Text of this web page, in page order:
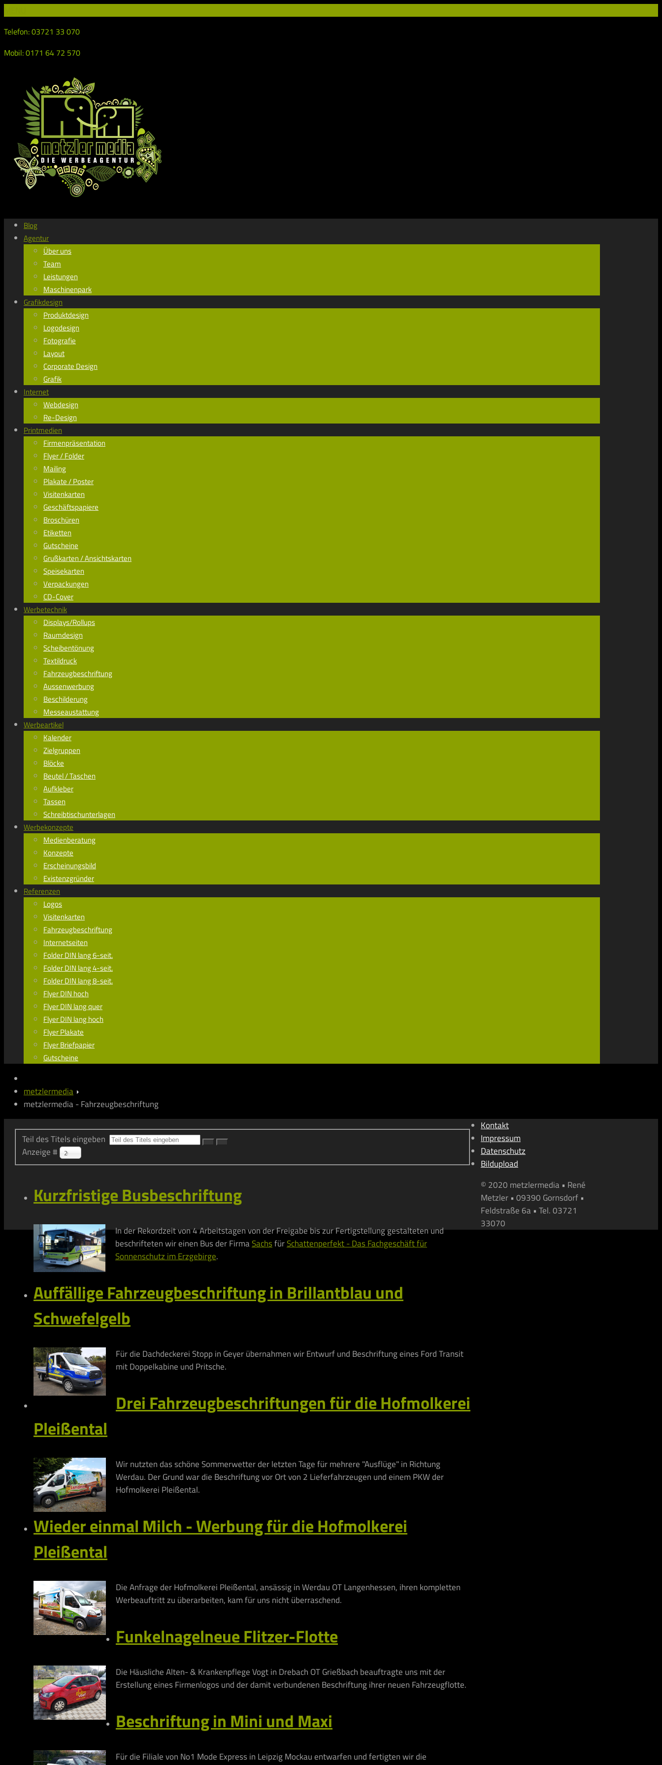
Telefon: 03721 33 070
Mobil: 0171 64 72 570
Blog
Agentur
Über uns
Team
Leistungen
Maschinenpark
Grafikdesign
Produktdesign
Logodesign
Fotografie
Layout
Corporate Design
Grafik
Internet
Webdesign
Re-Design
Printmedien
Firmenpräsentation
Flyer / Folder
Mailing
Plakate / Poster
Visitenkarten
Geschäftspapiere
Broschüren
Etiketten
Gutscheine
Grußkarten / Ansichtskarten
Speisekarten
Verpackungen
CD-Cover
Werbetechnik
Displays/Rollups
Raumdesign
Scheibentönung
Textildruck
Fahrzeugbeschriftung
Aussenwerbung
Beschilderung
Messeaustattung
Werbeartikel
Kalender
Zielgruppen
Blöcke
Beutel / Taschen
Aufkleber
Tassen
Schreibtischunterlagen
Werbekonzepte
Medienberatung
Konzepte
Erscheinungsbild
Existenzgründer
Referenzen
Logos
Visitenkarten
Fahrzeugbeschriftung
Internetseiten
Folder DIN lang 6-seit.
Folder DIN lang 4-seit.
Folder DIN lang 8-seit.
Flyer DIN hoch
Flyer DIN lang quer
Flyer DIN lang hoch
Flyer Plakate
Flyer Briefpapier
Gutscheine
metzlermedia
metzlermedia - Fahrzeugbeschriftung
Teil des Titels eingeben
Anzeige #
20
Kurzfristige Busbeschriftung
In der Rekordzeit von 4 Arbeitstagen von der Freigabe bis zur Fertigstellung gestalteten und
beschrifteten wir einen Bus der FirmaSachsfürSchattenperfekt - Das Fachgeschäft für
Sonnenschutz im Erzgebirge.
Auffällige Fahrzeugbeschriftung in Brillantblau und
Schwefelgelb
Für die Dachdeckerei Stopp in Geyer übernahmen wir Entwurf und Beschriftung eines Ford Transit
mit Doppelkabine und Pritsche.
Drei Fahrzeugbeschriftungen für die Hofmolkerei
Pleißental
Wir nutzten das schöne Sommerwetter der letzten Tage für mehrere "Ausflüge" in Richtung
Werdau. Der Grund war die Beschriftung vor Ort von 2 Lieferfahrzeugen und einem PKW der
Hofmolkerei Pleißental.
Wieder einmal Milch - Werbung für die Hofmolkerei
Pleißental
Die Anfrage der Hofmolkerei Pleißental, ansässig in Werdau OT Langenhessen, ihren kompletten
Werbeauftritt zu überarbeiten, kam für uns nicht überraschend.
Funkelnagelneue Flitzer-Flotte
Die Häusliche Alten- & Krankenpflege Vogt in Drebach OT Grießbach beauftragte uns mit der
Erstellung eines Firmenlogos und der damit verbundenen Beschriftung ihrer neuen Fahrzeugflotte.
Beschriftung in Mini und Maxi
Für die Filiale von No1 Mode Express in Leipzig Mockau entwarfen und fertigten wir die
Kontakt
Impressum
Datenschutz
Bildupload
© 2020 metzlermedia • René
Metzler • 09390 Gornsdorf •
Feldstraße 6a • Tel. 03721
33070